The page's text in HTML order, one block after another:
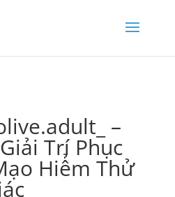
–
Trí Phục
Hiểm Thử